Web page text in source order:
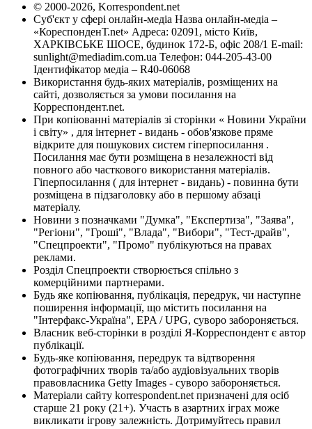
© 2000-2026, Korrespondent.net
Суб'єкт у сфері онлайн-медіа Назва онлайн-медіа –
«КореспонденТ.net» Адреса: 02091, місто Київ,
ХАРКІВСЬКЕ ШОСЕ, будинок 172-Б, офіс 208/1 E-mail:
sunlight@mediadim.com.ua Телефон: 044-205-43-00
Ідентифікатор медіа – R40-06068
Використання будь-яких матеріалів, розміщених на
сайті, дозволяється за умови посилання на
Корреспондент.net.
При копіюванні матеріалів зі сторінки « Новини України
і світу» , для інтернет - видань - обов'язкове пряме
відкрите для пошукових систем гіперпосилання .
Посилання має бути розміщена в незалежності від
повного або часткового використання матеріалів.
Гіперпосилання ( для інтернет - видань) - повинна бути
розміщена в підзаголовку або в першому абзаці
матеріалу.
Новини з позначками "Думка", "Експертиза", "Заява",
"Регіони", "Гроші", "Влада", "Вибори", "Тест-драйв",
"Спецпроекти", "Промо" публікуються на правах
реклами.
Розділ Спецпроекти створюється спільно з
комерційними партнерами.
Будь яке копіювання, публікація, передрук, чи наступне
поширення інформації, що містить посилання на
"Інтерфакс-Україна", EPA / UPG, суворо забороняється.
Власник веб-сторінки в розділі Я-Корреспондент є автор
публікації.
Будь-яке копіювання, передрук та відтворення
фотографічних творів та/або аудіовізуальних творів
правовласника Getty Images - суворо забороняється.
Матеріали сайту korrespondent.net призначені для осіб
старше 21 року (21+). Участь в азартних іграх може
викликати ігрову залежність. Дотримуйтесь правил